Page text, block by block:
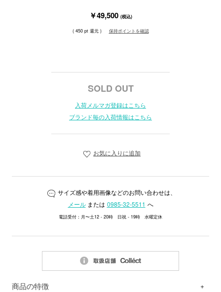
￥49,500 (税込)
( 450 pt 還元 ) 保持ポイントを確認
SOLD OUT
入荷メルマガ登録はこちら
ブランド毎の入荷情報はこちら
お気に入りに追加
サイズ感や着用画像などのお問い合わせは、
メールまたは 0985-32-5511 へ
電話受付：月〜土12 - 20時 日祝 - 19時 水曜定休
商品の特徴